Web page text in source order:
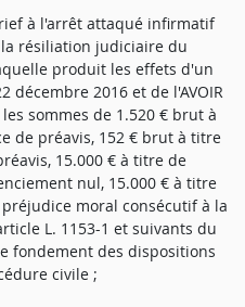
à l'arrêt attaqué infirmatif
résiliation judiciaire du
produit les effets d'un
décembre 2016 et de l'AVOIR
sommes de 1.520 € brut à
de préavis, 152 € brut à titre
15.000 € à titre de
nul, 15.000 € à titre
moral consécutif à la
L. 1153-1 et suivants du
fondement des dispositions
civile ;